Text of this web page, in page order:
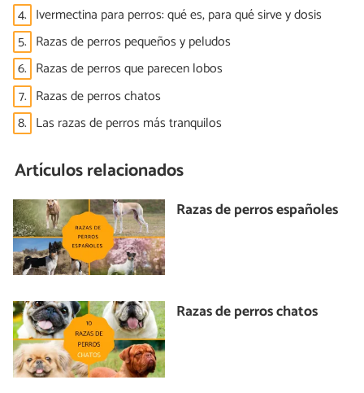
4. Ivermectina para perros: qué es, para qué sirve y dosis
5. Razas de perros pequeños y peludos
6. Razas de perros que parecen lobos
7. Razas de perros chatos
8. Las razas de perros más tranquilos
Artículos relacionados
Razas de perros españoles
Razas de perros chatos